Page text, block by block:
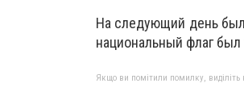
На следующий день
национальный флаг
Якщо ви помітили помилку, виділіть